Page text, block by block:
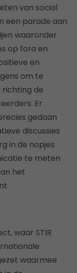
van social
een parade aan
waaronder
op fora en
en
om te
de
Er
gedaan
discussies
in de nopjes
te meten
het
waar STIR
waarmee